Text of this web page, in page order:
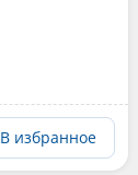
В избранное